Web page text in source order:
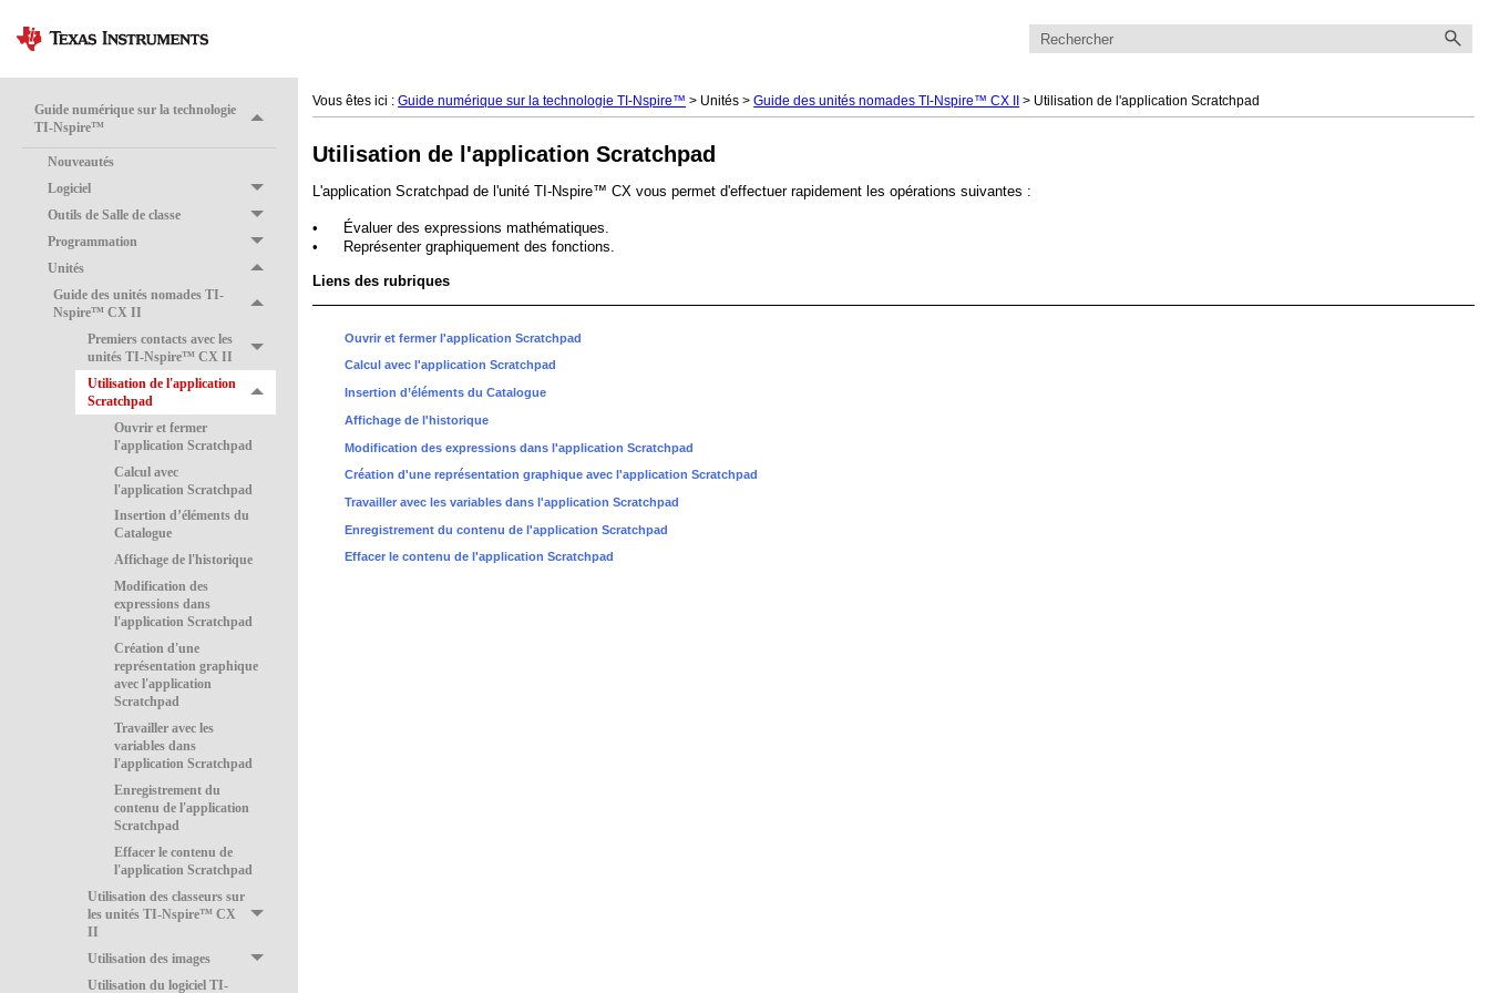
Guide numérique sur la technologie
TI-Nspire™
Nouveautés
Logiciel
Outils de Salle de classe
Programmation
Unités
Guide des unités nomades TI-
Nspire™ CX II
Premiers contacts avec les
unités TI-Nspire™ CX II
Utilisation de l'application
Scratchpad
Ouvrir et fermer
l'application Scratchpad
Calcul avec
l'application Scratchpad
Insertion d’éléments du
Catalogue
Affichage de l'historique
Modification des
expressions dans
l'application Scratchpad
Création d'une
représentation graphique
avec l'application
Scratchpad
Travailler avec les
variables dans
l'application Scratchpad
Enregistrement du
contenu de l'application
Scratchpad
Effacer le contenu de
l'application Scratchpad
Utilisation des classeurs sur
les unités TI-Nspire™ CX
II
Utilisation des images
Utilisation du logiciel TI-
Vous êtes ici : Guide numérique sur la technologie TI-Nspire™ > Unités >Guide des unités nomades TI-Nspire™ CX II > Utilisation de l'application Scratchpad
Utilisation de l'application Scratchpad
L'application Scratchpad de l'unité TI-Nspire™ CX vous permet d'effectuer rapidement les opérations suivantes :
•
Évaluer des expressions mathématiques.
•
Représenter graphiquement des fonctions.
Liens des rubriques
Ouvrir et fermer l'application Scratchpad
Calcul avec l'application Scratchpad
Insertion d’éléments du Catalogue
Affichage de l'historique
Modification des expressions dans l'application Scratchpad
Création d'une représentation graphique avec l'application Scratchpad
Travailler avec les variables dans l'application Scratchpad
Enregistrement du contenu de l'application Scratchpad
Effacer le contenu de l'application Scratchpad